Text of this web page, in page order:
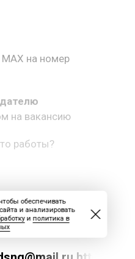
на номер
на вакансию
работы?
обеспечивать
и анализировать
и политика в